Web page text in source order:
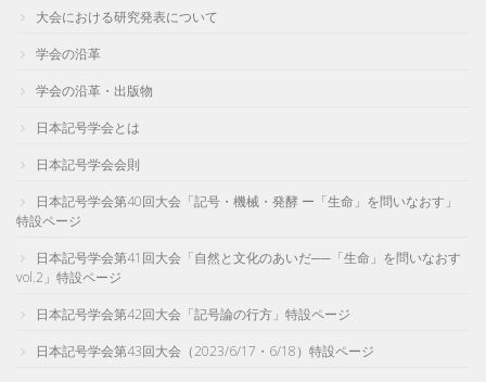
大会における研究発表について
学会の沿革
学会の沿革・出版物
日本記号学会とは
日本記号学会会則
日本記号学会第40回大会「記号・機械・発酵 ー「生命」を問いなおす」
特設ページ
日本記号学会第41回大会「自然と文化のあいだ──「生命」を問いなおす
vol.2」特設ページ
日本記号学会第42回大会「記号論の行方」特設ページ
日本記号学会第43回大会（2023/6/17・6/18）特設ページ